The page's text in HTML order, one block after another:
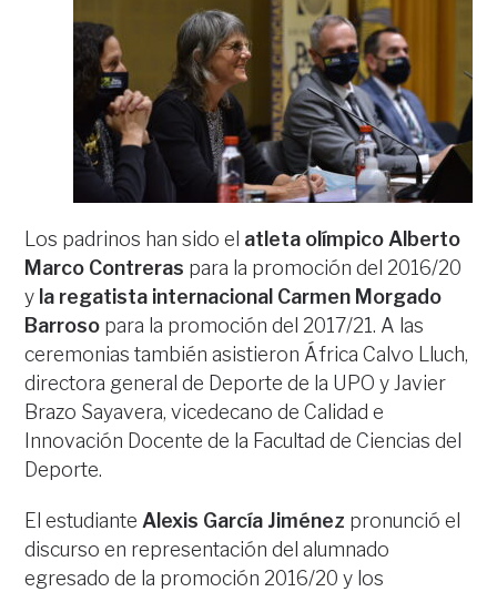
Los padrinos han sido el atleta olímpico Alberto
Marco Contreras para la promoción del 2016/20
y la regatista internacional Carmen Morgado
Barroso para la promoción del 2017/21. A las
ceremonias también asistieron África Calvo Lluch,
directora general de Deporte de la UPO y Javier
Brazo Sayavera, vicedecano de Calidad e
Innovación Docente de la Facultad de Ciencias del
Deporte.
El estudianteAlexis García Jiménez pronunció el
discurso en representación del alumnado
egresado de la promoción 2016/20 y los